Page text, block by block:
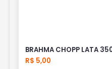
BRAHMA CHOPP LATA
R$ 5,00